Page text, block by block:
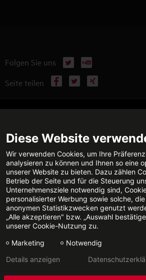
Folgen Sie uns X
YouTube
Seite teilen
Facebook
X Xing
TECHNISCHE BERATUNG
Jetzt anrufen
FACHPARTNERSUCHE
Diese Website
Wir verwenden Cookies, um Ihre
analysieren zu können und Ihnen so eine
unserer Website zu bieten. Dazu zählen
Betrieb der Seite und für die Steuerung
Unternehmensziele notwendig sind,
personalisierter Werbung sowie solche,
anonymen Statistikzwecken genutzt
„Alle akzeptieren" bzw. „Auswahl
unserer Cookie-Nutzung zu.
Marketing
Notwendig
Details anzeigen